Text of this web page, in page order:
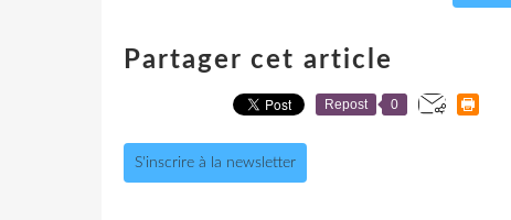
Partager cet article
Repost 0
S'inscrire à la newsletter